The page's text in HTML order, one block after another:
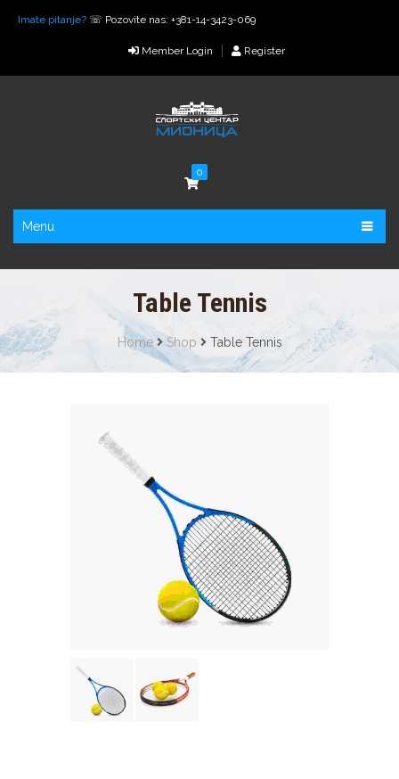
Imate pitanje? ☏ Pozovite nas: +381-14-3423-069
Member Login Register
0
Menu
Table Tennis
Home Shop Table Tennis